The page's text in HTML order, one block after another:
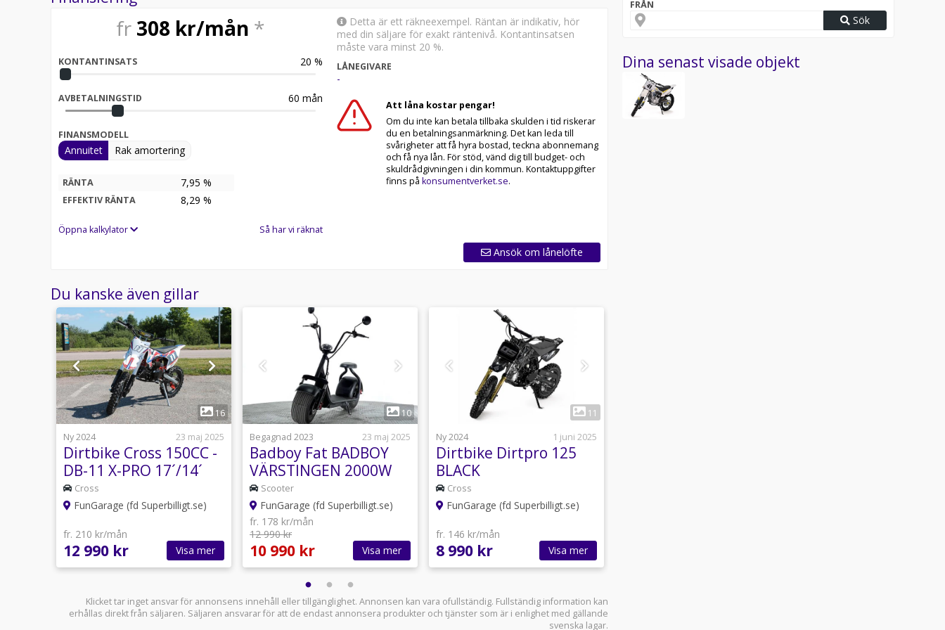
Beställ med FRI FRAKT direkt via länken (klistra in i din webbläsare):
https://www.fungarage.se/bensindriven-cross/14630-cross-250cc-defender-41-x-dirt-21-18.html
fr 308 kr/mån *
KONTANTINSATS 20 %
AVBETALNINGSTID 60 mån
FINANSMODELL
Annuitet Rak amortering
RÄNTA 7,95 %
EFFEKTIV RÄNTA 8,29 %
Öppna kalkylator Så har vi räknat
Detta är ett räkneexempel. Räntan är indikativ, hör
med din säljare för exakt räntenivå. Kontantinsatsen
måste vara minst 20 %.
LÅNEGIVARE
-
Att låna kostar pengar!
Om du inte kan betala tillbaka skulden i tid riskerar
du en betalningsanmärkning. Det kan leda till
svårigheter att få hyra bostad, teckna abonnemang
och få nya lån. För stöd, vänd dig till budget- och
skuldrådgivningen i din kommun. Kontaktuppgifter
finns på konsumentverket.se.
Ansök om lånelöfte
Du kanske även gillar
1
16
Ny 2024
23 maj 2025
Dirtbike Cross 150CC -
DB-11 X-PRO 17´/14´
Cross
FunGarage (fd Superbilligt.se)
fr. 210 kr/mån
12 990 kr Visa mer
1
10
Begagnad 2023
23 maj 2025
Badboy Fat BADBOY
VÄRSTINGEN 2000W
Scooter
FunGarage (fd Superbilligt.se)
fr. 178 kr/mån
12 990 kr
10 990 kr Visa mer
11
Ny 2024
1 juni 2025
Dirtbike Dirtpro 125
BLACK
Cross
FunGarage (fd Superbilligt.se)
fr. 146 kr/mån
8 990 kr Visa mer
Klicket tar inget ansvar för annonsens innehåll eller tillgänglighet. Annonsen kan vara ofullständig. Fullständig information kan
erhållas direkt från säljaren. Säljaren ansvarar för att de endast annonsera produkter och tjänster som är i enlighet med gällande
svenska lagar.
FRÅN
Sök
Dina senast visade objekt